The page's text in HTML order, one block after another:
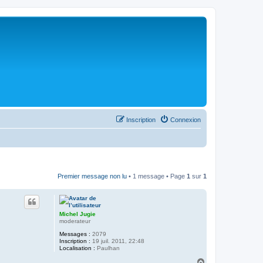
Connexion
Inscription
Premier message non lu • 1 message • Page 1 sur 1
Michel Jugie
moderateur
Messages : 2079
Inscription : 19 juil. 2011, 22:48
Localisation : Paulhan